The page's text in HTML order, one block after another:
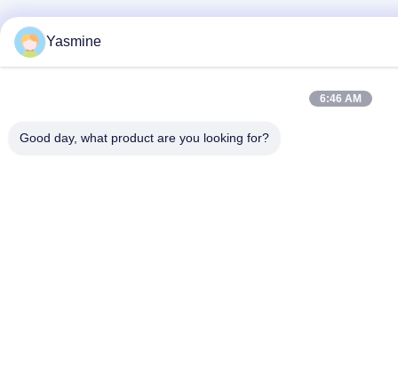
Yasmine
6:46 AM
Good day, what product are you looking for?